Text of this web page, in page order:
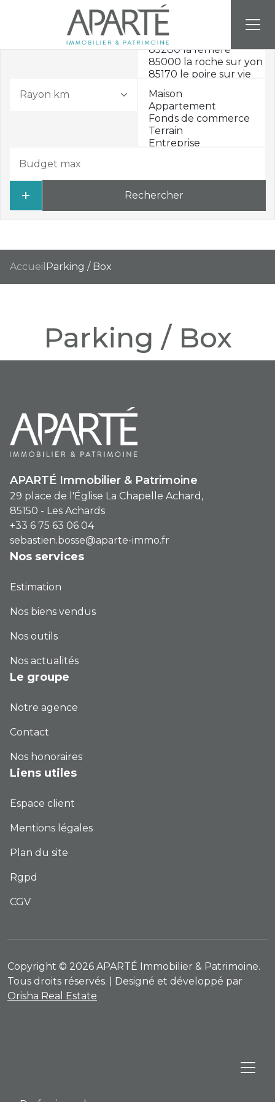
Rayon km
Rechercher
Accueil Parking / Box
Parking / Box
APARTÉ Immobilier & Patrimoine
29 place de l'Église La Chapelle Achard,
85150 - Les Achards
+33 6 75 63 06 04
sebastien.bosse@aparte-immo.fr
Nos services
Estimation
Nos biens vendus
Nos outils
Nos actualités
Le groupe
Notre agence
Contact
Nos honoraires
Liens utiles
Espace client
Mentions légales
Plan du site
Rgpd
CGV
Copyright © 2026 APARTÉ Immobilier & Patrimoine.
Tous droits réservés. | Designé et développé par
Orisha Real Estate